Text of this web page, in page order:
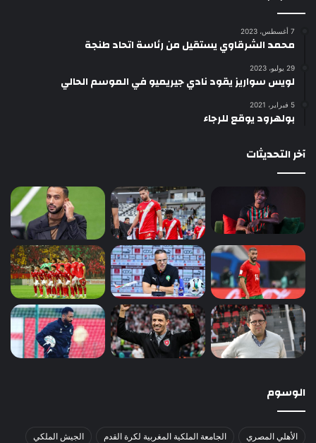
7 أغسطس، 2023
محمد الشرقاوي يستقيل من رئاسة اتحاد طنجة
29 يوليو، 2023
لويس سواريز يقود نادي جيريميو في الموسم الحالي
5 فبراير، 2021
بولهرود يوقع للرجاء
آخر التحديثات
الوسوم
الأهلي المصري الجامعة الملكية المغربية لكرة القدم الجيش الملكي